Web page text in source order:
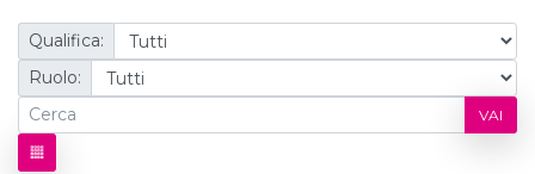
Qualifica:
Ruolo:
VAI